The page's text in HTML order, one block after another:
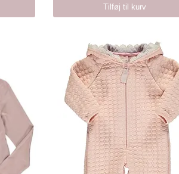
Tilføj til kurv